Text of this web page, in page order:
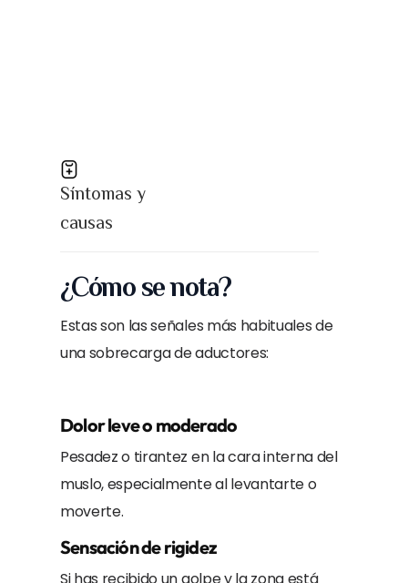
Síntomas y
causas
¿Cómo se nota?
Estas son las señales más habituales de
una sobrecarga de aductores:
Dolor leve o moderado
Pesadez o tirantez en la cara interna del
muslo, especialmente al levantarte o
moverte.
Sensación de rigidez